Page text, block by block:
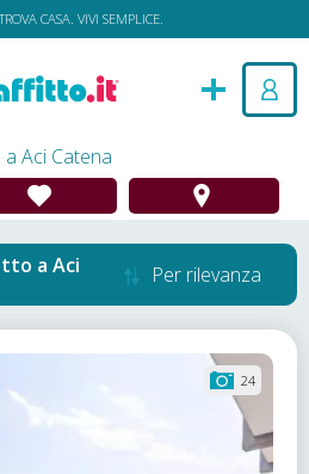
CASA. VIVI SEMPLICE.
Aci Catena
a Aci Per rilevanza
24